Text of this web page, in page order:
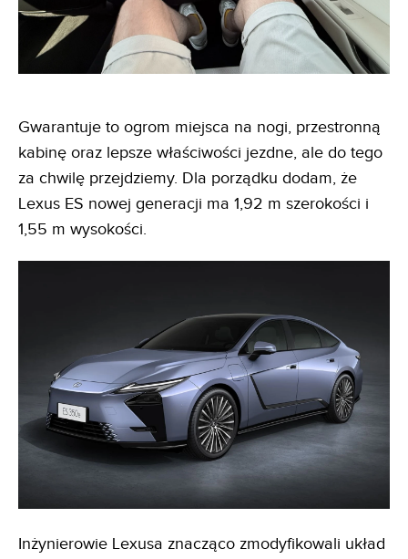
Gwarantuje to ogrom miejsca na nogi, przestronną
kabinę oraz lepsze właściwości jezdne, ale do tego
za chwilę przejdziemy. Dla porządku dodam, że
Lexus ES nowej generacji ma 1,92 m szerokości i
1,55 m wysokości.
Inżynierowie Lexusa znacząco zmodyfikowali układ